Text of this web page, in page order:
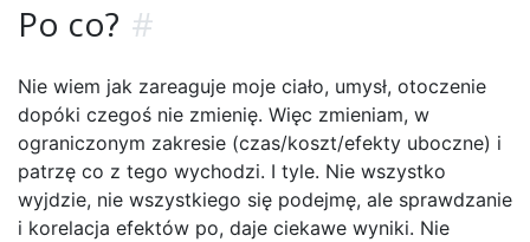
Po co? #
Nie wiem jak zareaguje moje ciało, umysł, otoczenie
dopóki czegoś nie zmienię. Więc zmieniam, w
ograniczonym zakresie (czas/koszt/efekty uboczne) i
patrzę co z tego wychodzi. I tyle. Nie wszystko
wyjdzie, nie wszystkiego się podejmę, ale sprawdzanie
i korelacja efektów po, daje ciekawe wyniki. Nie